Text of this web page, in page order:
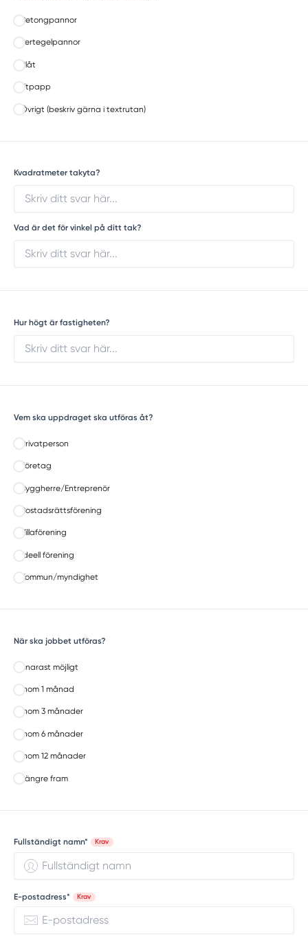
Betongpannor
Lertegelpannor
Plåt
Ytpapp
Övrigt (beskriv gärna i textrutan)
Kvadratmeter takyta?
Vad är det för vinkel på ditt tak?
Hur högt är fastigheten?
Vem ska uppdraget ska utföras åt?
Privatperson
Företag
Byggherre/Entreprenör
Bostadsrättsförening
Villaförening
Ideell förening
Kommun/myndighet
När ska jobbet utföras?
Snarast möjligt
Inom 1 månad
Inom 3 månader
Inom 6 månader
Inom 12 månader
Längre fram
Fullständigt namn* Krav
E-postadress* Krav